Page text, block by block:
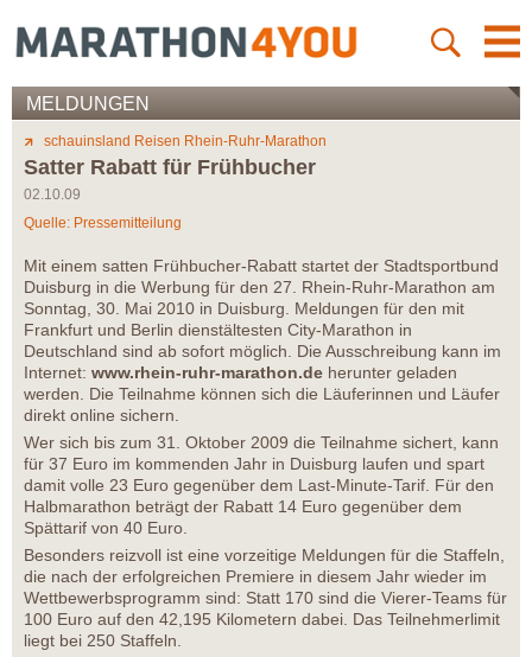
MELDUNGEN
schauinsland Reisen Rhein-Ruhr-Marathon
Satter Rabatt für Frühbucher
02.10.09
Quelle: Pressemitteilung
Mit einem satten Frühbucher-Rabatt startet der Stadtsportbund
Duisburg in die Werbung für den 27. Rhein-Ruhr-Marathon am
Sonntag, 30. Mai 2010 in Duisburg. Meldungen für den mit
Frankfurt und Berlin dienstältesten City-Marathon in
Deutschland sind ab sofort möglich. Die Ausschreibung kann im
Internet: www.rhein-ruhr-marathon.de herunter geladen
werden. Die Teilnahme können sich die Läuferinnen und Läufer
direkt online sichern.
Wer sich bis zum 31. Oktober 2009 die Teilnahme sichert, kann
für 37 Euro im kommenden Jahr in Duisburg laufen und spart
damit volle 23 Euro gegenüber dem Last-Minute-Tarif. Für den
Halbmarathon beträgt der Rabatt 14 Euro gegenüber dem
Spättarif von 40 Euro.
Besonders reizvoll ist eine vorzeitige Meldungen für die Staffeln,
die nach der erfolgreichen Premiere in diesem Jahr wieder im
Wettbewerbsprogramm sind: Statt 170 sind die Vierer-Teams für
100 Euro auf den 42,195 Kilometern dabei. Das Teilnehmerlimit
liegt bei 250 Staffeln.